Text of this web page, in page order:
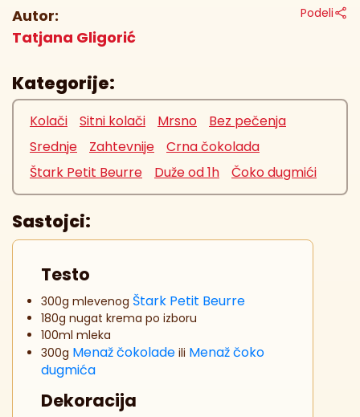
Autor:
Tatjana Gligorić
Podeli
Kategorije:
Kolači Sitni kolači Mrsno
Bez pečenja
Srednje
Zahtevnije
Crna čokolada
Štark Petit Beurre
Duže od 1h Čoko dugmići
Sastojci:
Testo
300g mlevenog Štark Petit Beurre
180g nugat krema po izboru
100ml mleka
300g Menaž čokolade ili Menaž čoko
dugmića
Dekoracija